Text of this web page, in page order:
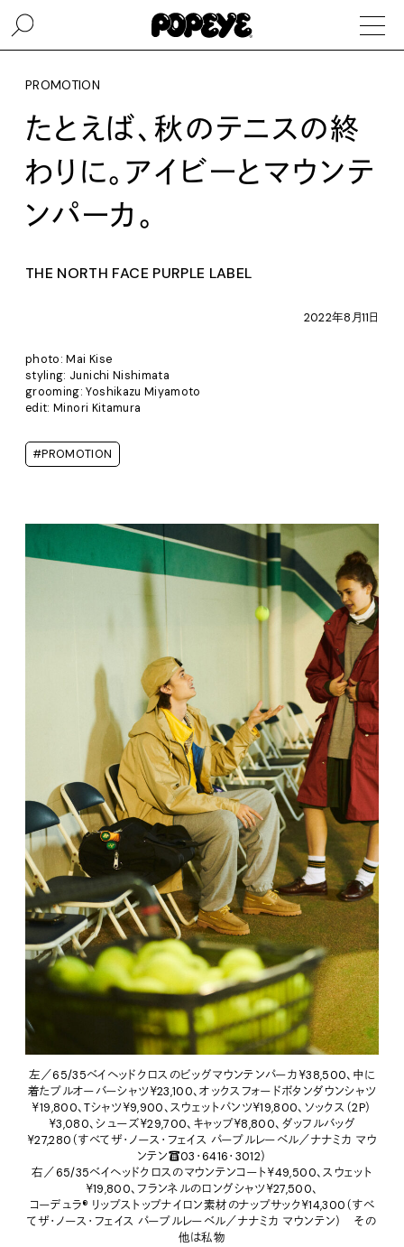
PROMOTION
たとえば、秋のテニスの終
わりに。アイビーとマウンテ
ンパーカ。
THE NORTH FACE PURPLE LABEL
2022年8月11日
photo: Mai Kise
styling: Junichi Nishimata
grooming: Yoshikazu Miyamoto
edit: Minori Kitamura
#PROMOTION
左／65/35ベイヘッドクロスのビッグマウンテンパーカ￥38,500、中に
着たプルオーバーシャツ￥23,100、オックスフォードボタンダウンシャツ
￥19,800、Tシャツ￥9,900、スウェットパンツ￥19,800、ソックス（2P）
￥3,080、シューズ￥29,700、キャップ￥8,800、ダッフルバッグ
￥27,280（すべてザ・ノース・フェイス パープルレーベル／ナナミカ マウ
ンテン☎︎03・6416・3012）
右／65/35ベイヘッドクロスのマウンテンコート￥49,500、スウェット
￥19,800、フランネルのロングシャツ￥27,500、
コーデュラ® リップストップナイロン素材のナップサック￥14,300（すべ
てザ・ノース・フェイス パープルレーベル／ナナミカ マウンテン） その
他は私物